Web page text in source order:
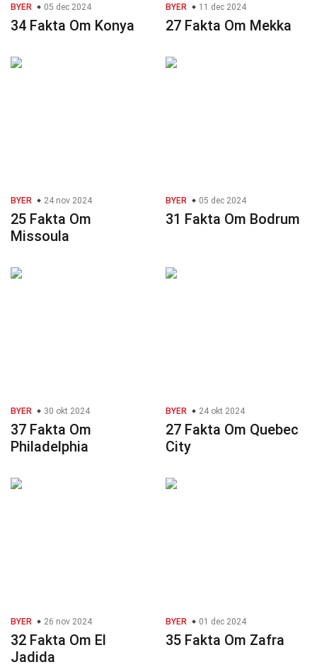
BYER 05 dec 2024
34 Fakta Om Konya
BYER 11 dec 2024
27 Fakta Om Mekka
BYER 24 nov 2024
25 Fakta Om
Missoula
BYER 05 dec 2024
31 Fakta Om Bodrum
BYER 30 okt 2024
37 Fakta Om
Philadelphia
BYER 24 okt 2024
27 Fakta Om Quebec
City
BYER 26 nov 2024
32 Fakta Om El
Jadida
BYER 01 dec 2024
35 Fakta Om Zafra